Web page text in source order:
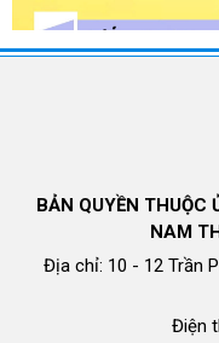
BẢN QUYỀN THUỘC
NAM
Địa chỉ: 10 - 12 Trần
Điện